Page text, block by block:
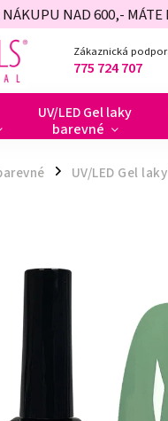
NÁKUPU NAD 600,-
Zákaznická
775 724 707
UV/LED Gel laky
barevné
/ UV/LED Gel